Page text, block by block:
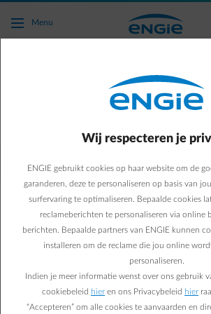
Ga naar de hoofdinhoud
Menu
Hoe kan ik een herinnering
regelmatige basis mijn
Je kan ervoor kiezen om een herinnering te
meterstanden in te geven. Je krijgt dan elke
een sms.
Veelgestelde vragen
Wij respecteren je
ENGIE gebruikt cookies op haar website om de
garanderen, deze te personaliseren op basis van
surfervaring te optimaliseren. Bepaalde cookies
reclameberichten te personaliseren via online
berichten. Bepaalde partners van ENGIE kunnen
installeren om de reclame die jou online
personaliseren.
Indien je meer informatie wenst over ons gebruik
cookiebeleid hier en ons Privacybeleid hier
“Accepteren” om alle cookies te aanvaarden en